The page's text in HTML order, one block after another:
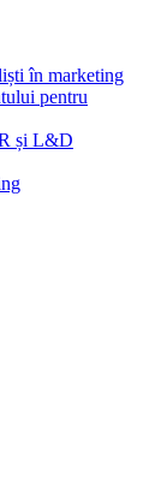
în marketing
pentru
și L&D